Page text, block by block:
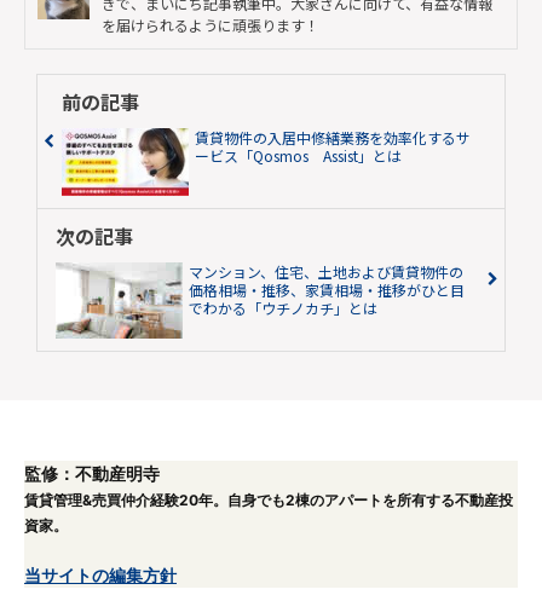
を届けられるように頑張ります！
前の記事
賃貸物件の入居中修繕業務を効率化するサ
ービス「Qosmos Assist」とは
次の記事
マンション、住宅、土地および賃貸物件の
価格相場・推移、家賃相場・推移がひと目
でわかる「ウチノカチ」とは
監修：不動産明寺
賃貸管理&売買仲介経験20年。自身でも2棟のアパートを所有する不動産投
資家。
当サイトの編集方針